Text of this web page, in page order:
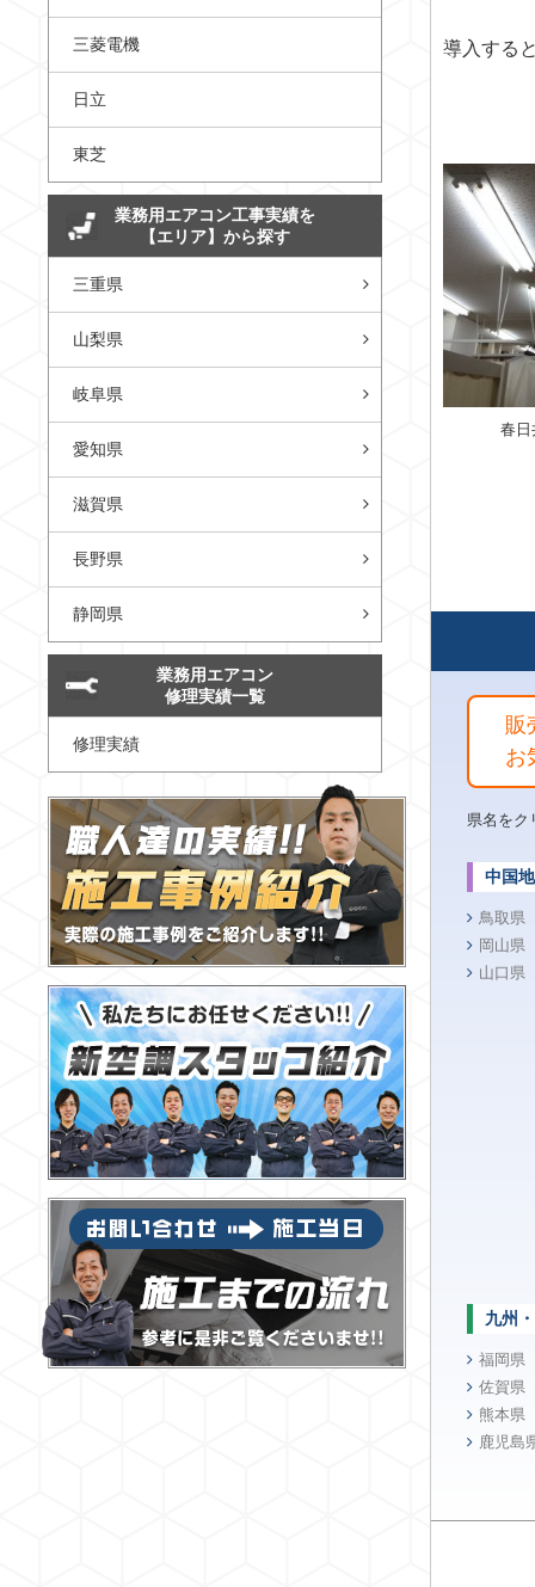
導入する
春日
販
お
県名をク
中国
鳥取県
岡山県
山口県
九州
福岡県
佐賀県
熊本県
鹿児島
三菱電機
日立
東芝
業務用エアコン工事実績を
【エリア】から探す
三重県
山梨県
岐阜県
愛知県
滋賀県
長野県
静岡県
業務用エアコン
修理実績一覧
修理実績